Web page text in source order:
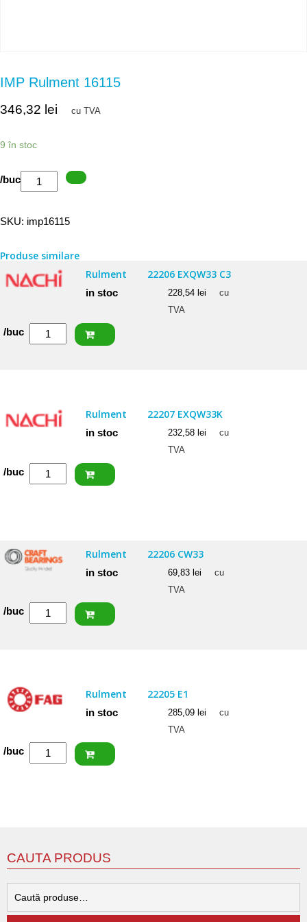
IMP Rulment 16115
346,32 lei cu TVA
9 în stoc
Cantitate
/buc
SKU: imp16115
Produse similare
Rulment
22206 EXQW33 C3
in stoc 228,54 lei
cu
TVA
Cantitate
NACHI
C3
/buc
Rulment 22207 EXQW33K
in stoc 232,58 lei
cu
TVA
Cantitate
NACHI
/buc
Rulment 22206 CW33
in stoc 69,83 lei
cu
TVA
Cantitate
/buc
Rulment 22205 E1
in stoc 285,09 lei
cu
TVA
Cantitate
/buc
CAUTA PRODUS